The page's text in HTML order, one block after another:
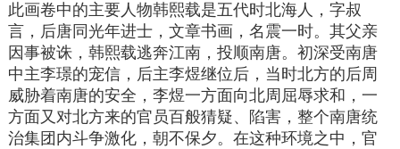
此画卷中的主要人物韩熙载是五代时北海人，字叔
言， 后唐同光年进士，文章书画，名震一时。其父亲
因事被诛，韩熙载逃奔江南，投顺南唐。初深受南唐
中主李璟的宠信，后主李煜继位后，当时北方的后周
威胁着南唐的安全，李煜一方面向北周 屈辱求和，一
方面又对北方来的官员百般猜疑、陷害，整个南唐统
治集团内斗争激化，朝不保夕。在这种环境之中，官